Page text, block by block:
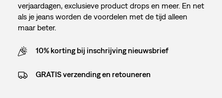
verjaardagen, exclusieve product drops en meer. En net
als je jeans worden de voordelen met de tijd alleen
maar beter.
10% korting bij inschrijving nieuwsbrief
GRATIS verzending en retouneren